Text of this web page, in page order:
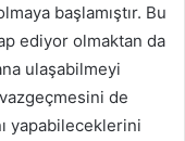
başlamıştır. Bu
ediyor olmaktan da
ulaşabilmeyi
de
yapabileceklerini